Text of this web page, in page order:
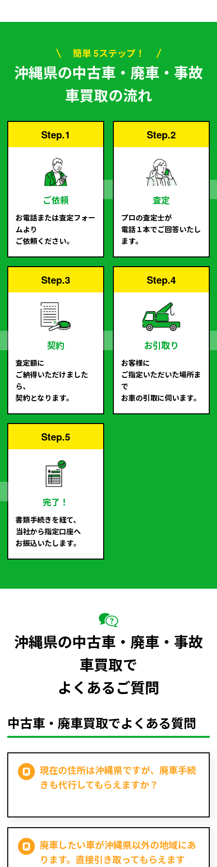
簡単 5ステップ！
沖縄県の中古車・廃車・事故
車買取の流れ
Step.1
ご依頼
お電話または査定フォー
ムより
ご依頼ください。
Step.2
査定
プロの査定士が
電話１本でご回答いたし
ます。
Step.3
契約
査定額に
ご納得いただけました
ら、
契約となります。
Step.4
お引取り
お客様に
ご指定いただいた場所ま
で
お車の引取に伺います。
Step.5
完了！
書類手続きを経て、
当社から指定口座へ
お振込いたします。
沖縄県の中古車・廃車・事故
車買取で
よくあるご質問
中古車・廃車買取でよくある質問
現在の住所は沖縄県ですが、廃車手続
きも代行してもらえますか？
廃車したい車が沖縄県以外の地域にあ
ります。直接引き取ってもらえます